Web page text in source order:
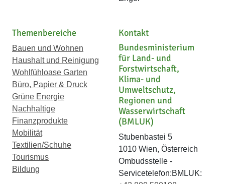
Themenbereiche
Bauen und Wohnen
Haushalt und Reinigung
Wohlfühloase Garten
Büro, Papier & Druck
Grüne Energie
Nachhaltige
Finanzprodukte
Mobilität
Textilien/Schuhe
Tourismus
Bildung
Kontakt
Bundesministerium
für Land- und
Forstwirtschaft,
Klima- und
Umweltschutz,
Regionen und
Wasserwirtschaft
(BMLUK)
Stubenbastei 5
1010 Wien, Österreich
Ombudsstelle -
Servicetelefon:BMLUK: